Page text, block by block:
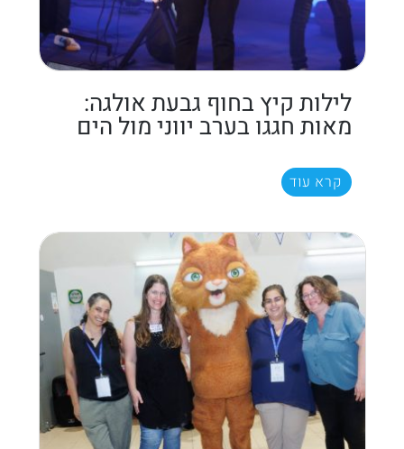
לילות קיץ בחוף גבעת אולגה:
מאות חגגו בערב יווני מול הים
קרא עוד